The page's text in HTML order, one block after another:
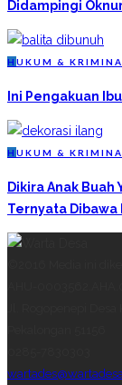
Didampingi
H UKUM &
Ini Pengakuan
H UKUM &
Dikira Anak
Ternyata Dibawa